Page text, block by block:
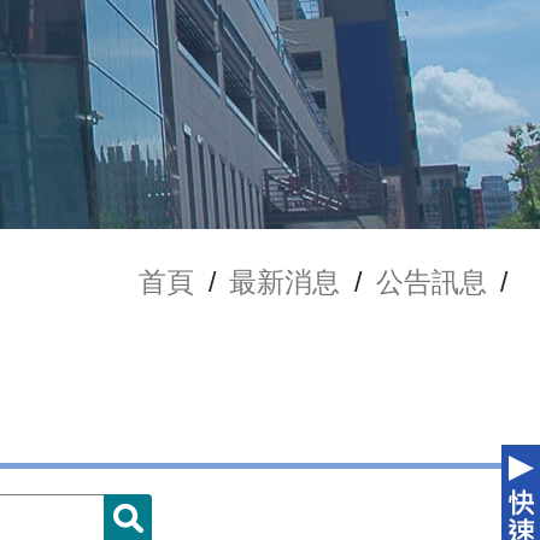
首頁 / 最新消息 / 公告訊息 /